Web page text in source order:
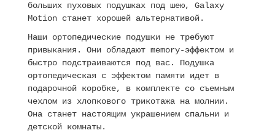
больших пуховых подушках под шею, Galaxy
Motion станет хорошей альтернативой.
Наши ортопедические подушки не требуют
привыкания. Они обладают memory-эффектом и
быстро подстраиваются под вас. Подушка
ортопедическая с эффектом памяти идет в
подарочной коробке, в комплекте со съемным
чехлом из хлопкового трикотажа на молнии.
Она станет настоящим украшением спальни и
детской комнаты.